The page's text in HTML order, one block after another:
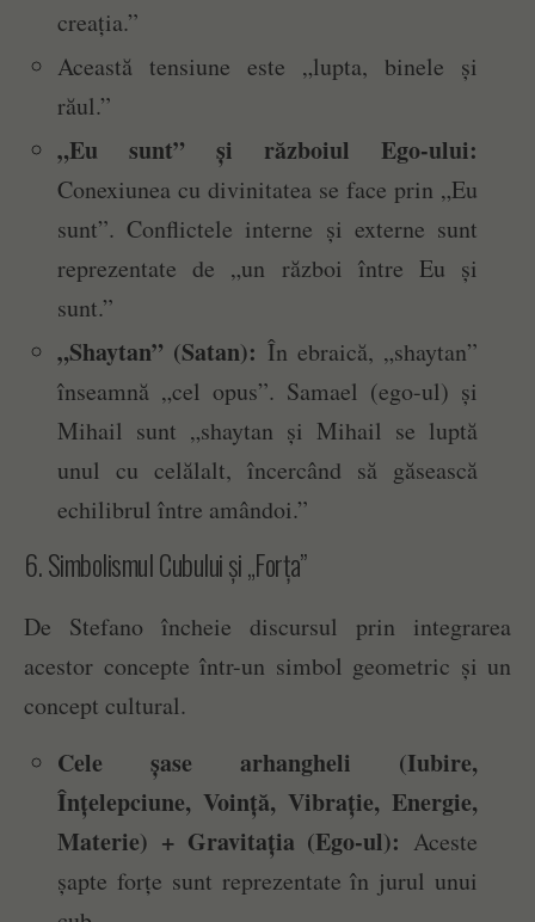
creația.”
Această tensiune este „lupta, binele și
răul.”
„Eu sunt” și războiul Ego-ului:
Conexiunea cu divinitatea se face prin „Eu
sunt”. Conflictele interne și externe sunt
reprezentate de „un război între Eu și
sunt.”
„Shaytan” (Satan): În ebraică, „shaytan”
înseamnă „cel opus”. Samael (ego-ul) și
Mihail sunt „shaytan și Mihail se luptă
unul cu celălalt, încercând să găsească
echilibrul între amândoi.”
6. Simbolismul Cubului și „Forța”
De Stefano încheie discursul prin integrarea
acestor concepte într-un simbol geometric și un
concept cultural.
Cele șase arhangheli (Iubire,
Înțelepciune, Voință, Vibrație, Energie,
Materie) + Gravitația (Ego-ul): Aceste
șapte forțe sunt reprezentate în jurul unui